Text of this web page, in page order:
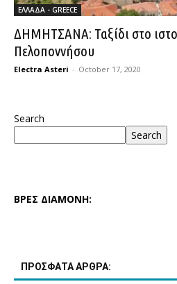
ΕΛΛΑΔΑ - GREECE
ΔΗΜΗΤΣΑΝΑ: Ταξίδι στο
Πελοποννήσου
Electra Asteri - October 17, 2020
Search
Search
ΒΡΕΣ ΔΙΑΜΟΝΗ:
ΠΡΟΣΦΑΤΑ ΑΡΘΡΑ: